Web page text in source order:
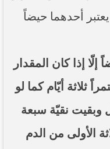
أحدهما حيضاً
إلّا إذا كان المقدار
ثلاثة أيّام كما لو
وبقيت نقيّة سبعة
الأولى من الدم